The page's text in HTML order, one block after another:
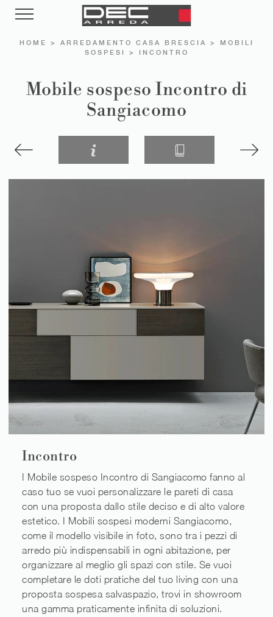
HOME > ARREDAMENTO CASA BRESCIA >
MOBILI
SOSPESI
> INCONTRO
Mobile sospeso Incontro di
Sangiacomo
Incontro
I Mobile sospeso Incontro di Sangiacomo fanno al
caso tuo se vuoi personalizzare le pareti di casa
con una proposta dallo stile deciso e di alto valore
estetico. I Mobili sospesi moderni Sangiacomo,
come il modello visibile in foto, sono tra i pezzi di
arredo più indispensabili in ogni abitazione, per
organizzare al meglio gli spazi con stile. Se vuoi
completare le doti pratiche del tuo living con una
proposta sospesa salvaspazio, trovi in showroom
una gamma praticamente infinita di soluzioni.